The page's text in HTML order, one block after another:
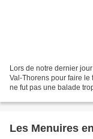
Lors de notre dernier
Val-Thorens pour faire le
ne fut pas une balade
Les Menuires